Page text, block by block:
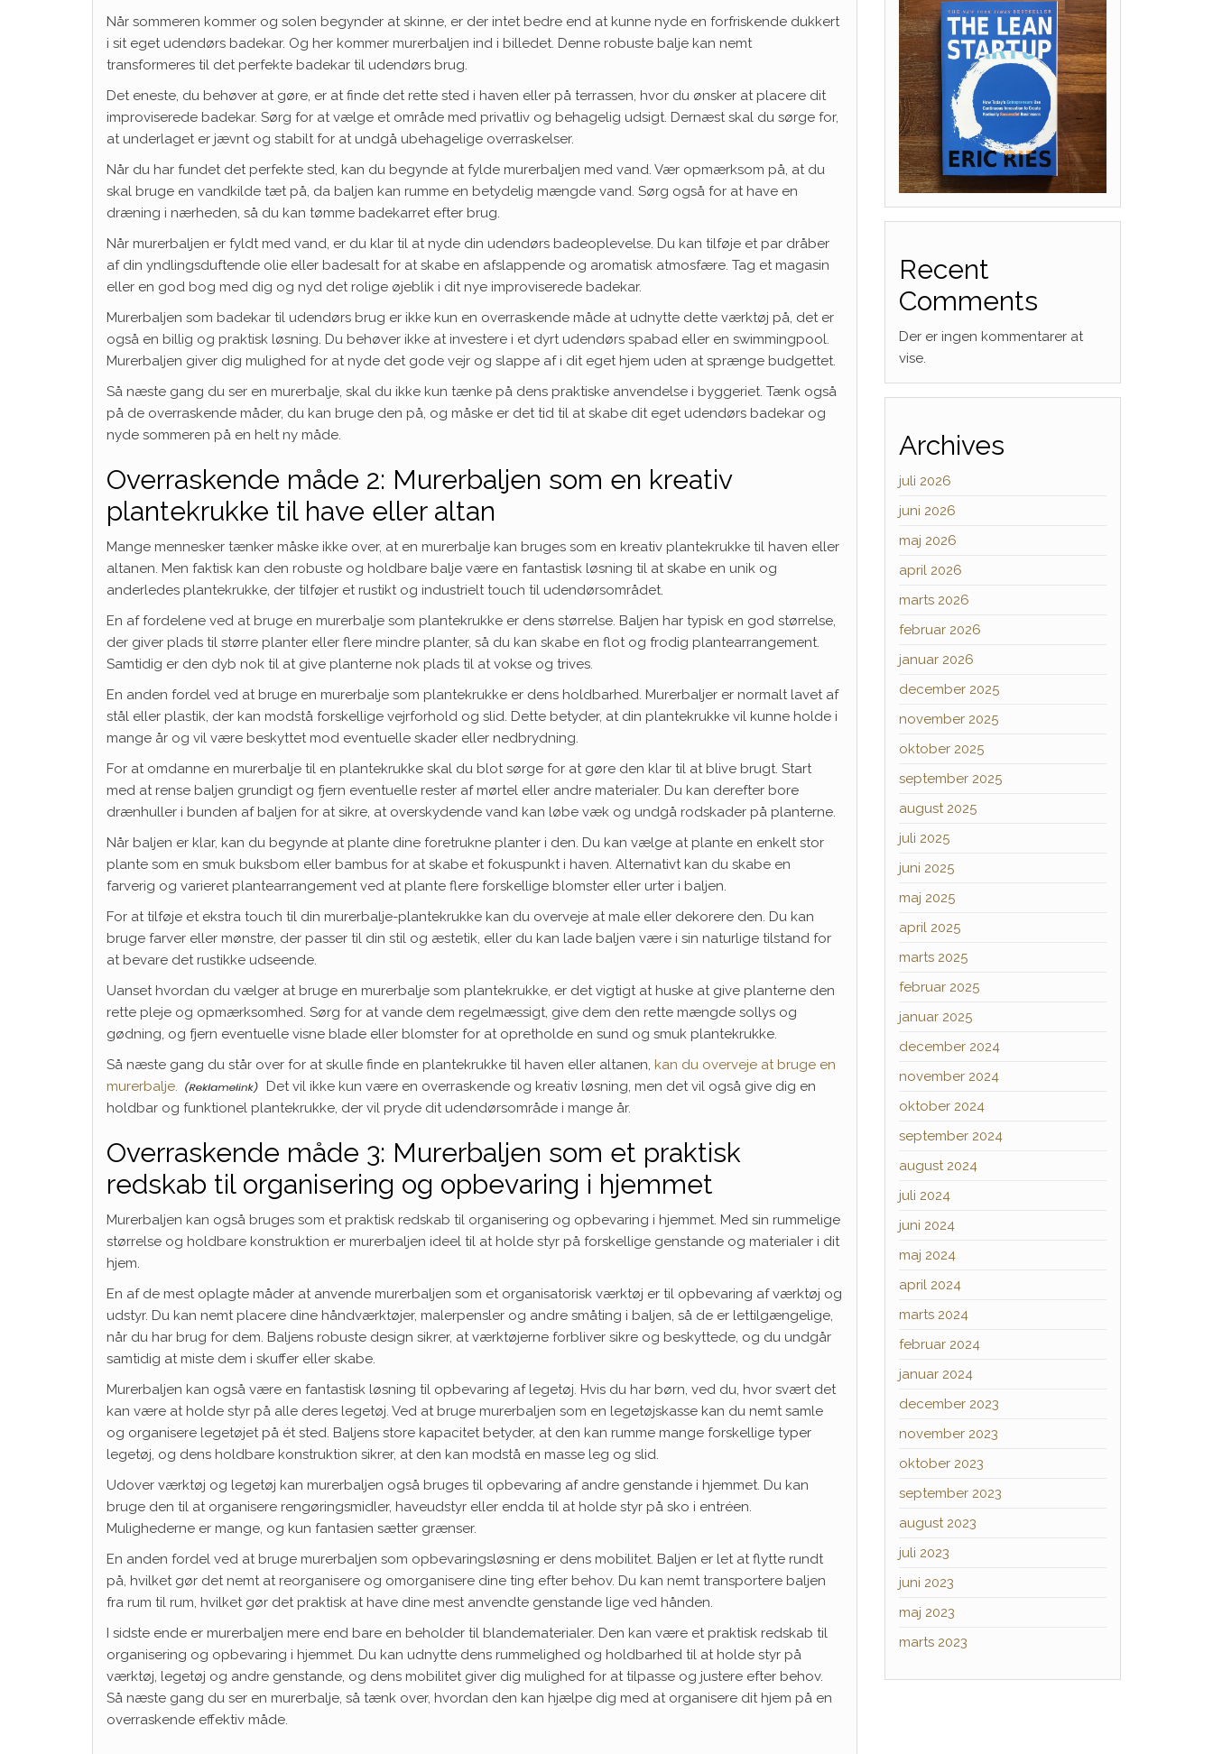
Når sommeren kommer og solen begynder at skinne, er der intet bedre end at kunne nyde en forfriskende dukkert
i sit eget udendørs badekar. Og her kommer murerbaljen ind i billedet. Denne robuste balje kan nemt
transformeres til det perfekte badekar til udendørs brug.
Det eneste, du behøver at gøre, er at finde det rette sted i haven eller på terrassen, hvor du ønsker at placere dit
improviserede badekar. Sørg for at vælge et område med privatliv og behagelig udsigt. Dernæst skal du sørge for,
at underlaget er jævnt og stabilt for at undgå ubehagelige overraskelser.
Når du har fundet det perfekte sted, kan du begynde at fylde murerbaljen med vand. Vær opmærksom på, at du
skal bruge en vandkilde tæt på, da baljen kan rumme en betydelig mængde vand. Sørg også for at have en
dræning i nærheden, så du kan tømme badekarret efter brug.
Når murerbaljen er fyldt med vand, er du klar til at nyde din udendørs badeoplevelse. Du kan tilføje et par dråber
af din yndlingsduftende olie eller badesalt for at skabe en afslappende og aromatisk atmosfære. Tag et magasin
eller en god bog med dig og nyd det rolige øjeblik i dit nye improviserede badekar.
Murerbaljen som badekar til udendørs brug er ikke kun en overraskende måde at udnytte dette værktøj på, det er
også en billig og praktisk løsning. Du behøver ikke at investere i et dyrt udendørs spabad eller en swimmingpool.
Murerbaljen giver dig mulighed for at nyde det gode vejr og slappe af i dit eget hjem uden at sprænge budgettet.
Så næste gang du ser en murerbalje, skal du ikke kun tænke på dens praktiske anvendelse i byggeriet. Tænk også
på de overraskende måder, du kan bruge den på, og måske er det tid til at skabe dit eget udendørs badekar og
nyde sommeren på en helt ny måde.
Overraskende måde 2: Murerbaljen som en kreativ
plantekrukke til have eller altan
Mange mennesker tænker måske ikke over, at en murerbalje kan bruges som en kreativ plantekrukke til haven eller
altanen. Men faktisk kan den robuste og holdbare balje være en fantastisk løsning til at skabe en unik og
anderledes plantekrukke, der tilføjer et rustikt og industrielt touch til udendørsområdet.
En af fordelene ved at bruge en murerbalje som plantekrukke er dens størrelse. Baljen har typisk en god størrelse,
der giver plads til større planter eller flere mindre planter, så du kan skabe en flot og frodig plantearrangement.
Samtidig er den dyb nok til at give planterne nok plads til at vokse og trives.
En anden fordel ved at bruge en murerbalje som plantekrukke er dens holdbarhed. Murerbaljer er normalt lavet af
stål eller plastik, der kan modstå forskellige vejrforhold og slid. Dette betyder, at din plantekrukke vil kunne holde i
mange år og vil være beskyttet mod eventuelle skader eller nedbrydning.
For at omdanne en murerbalje til en plantekrukke skal du blot sørge for at gøre den klar til at blive brugt. Start
med at rense baljen grundigt og fjern eventuelle rester af mørtel eller andre materialer. Du kan derefter bore
drænhuller i bunden af baljen for at sikre, at overskydende vand kan løbe væk og undgå rodskader på planterne.
Når baljen er klar, kan du begynde at plante dine foretrukne planter i den. Du kan vælge at plante en enkelt stor
plante som en smuk buksbom eller bambus for at skabe et fokuspunkt i haven. Alternativt kan du skabe en
farverig og varieret plantearrangement ved at plante flere forskellige blomster eller urter i baljen.
For at tilføje et ekstra touch til din murerbalje-plantekrukke kan du overveje at male eller dekorere den. Du kan
bruge farver eller mønstre, der passer til din stil og æstetik, eller du kan lade baljen være i sin naturlige tilstand for
at bevare det rustikke udseende.
Uanset hvordan du vælger at bruge en murerbalje som plantekrukke, er det vigtigt at huske at give planterne den
rette pleje og opmærksomhed. Sørg for at vande dem regelmæssigt, give dem den rette mængde sollys og
gødning, og fjern eventuelle visne blade eller blomster for at opretholde en sund og smuk plantekrukke.
Så næste gang du står over for at skulle finde en plantekrukke til haven eller altanen, kan du overveje at bruge en
murerbalje.
Det vil ikke kun være en overraskende og kreativ løsning, men det vil også give dig en
holdbar og funktionel plantekrukke, der vil pryde dit udendørsområde i mange år.
Overraskende måde 3: Murerbaljen som et praktisk
redskab til organisering og opbevaring i hjemmet
Murerbaljen kan også bruges som et praktisk redskab til organisering og opbevaring i hjemmet. Med sin rummelige
størrelse og holdbare konstruktion er murerbaljen ideel til at holde styr på forskellige genstande og materialer i dit
hjem.
En af de mest oplagte måder at anvende murerbaljen som et organisatorisk værktøj er til opbevaring af værktøj og
udstyr. Du kan nemt placere dine håndværktøjer, malerpensler og andre småting i baljen, så de er lettilgængelige,
når du har brug for dem. Baljens robuste design sikrer, at værktøjerne forbliver sikre og beskyttede, og du undgår
samtidig at miste dem i skuffer eller skabe.
Murerbaljen kan også være en fantastisk løsning til opbevaring af legetøj. Hvis du har børn, ved du, hvor svært det
kan være at holde styr på alle deres legetøj. Ved at bruge murerbaljen som en legetøjskasse kan du nemt samle
og organisere legetøjet på ét sted. Baljens store kapacitet betyder, at den kan rumme mange forskellige typer
legetøj, og dens holdbare konstruktion sikrer, at den kan modstå en masse leg og slid.
Udover værktøj og legetøj kan murerbaljen også bruges til opbevaring af andre genstande i hjemmet. Du kan
bruge den til at organisere rengøringsmidler, haveudstyr eller endda til at holde styr på sko i entréen.
Mulighederne er mange, og kun fantasien sætter grænser.
En anden fordel ved at bruge murerbaljen som opbevaringsløsning er dens mobilitet. Baljen er let at flytte rundt
på, hvilket gør det nemt at reorganisere og omorganisere dine ting efter behov. Du kan nemt transportere baljen
fra rum til rum, hvilket gør det praktisk at have dine mest anvendte genstande lige ved hånden.
I sidste ende er murerbaljen mere end bare en beholder til blandematerialer. Den kan være et praktisk redskab til
organisering og opbevaring i hjemmet. Du kan udnytte dens rummelighed og holdbarhed til at holde styr på
værktøj, legetøj og andre genstande, og dens mobilitet giver dig mulighed for at tilpasse og justere efter behov.
Så næste gang du ser en murerbalje, så tænk over, hvordan den kan hjælpe dig med at organisere dit hjem på en
overraskende effektiv måde.
Recent
Comments
Der er ingen kommentarer at
vise.
Archives
juli 2026
juni 2026
maj 2026
april 2026
marts 2026
februar 2026
januar 2026
december 2025
november 2025
oktober 2025
september 2025
august 2025
juli 2025
juni 2025
maj 2025
april 2025
marts 2025
februar 2025
januar 2025
december 2024
november 2024
oktober 2024
september 2024
august 2024
juli 2024
juni 2024
maj 2024
april 2024
marts 2024
februar 2024
januar 2024
december 2023
november 2023
oktober 2023
september 2023
august 2023
juli 2023
juni 2023
maj 2023
marts 2023